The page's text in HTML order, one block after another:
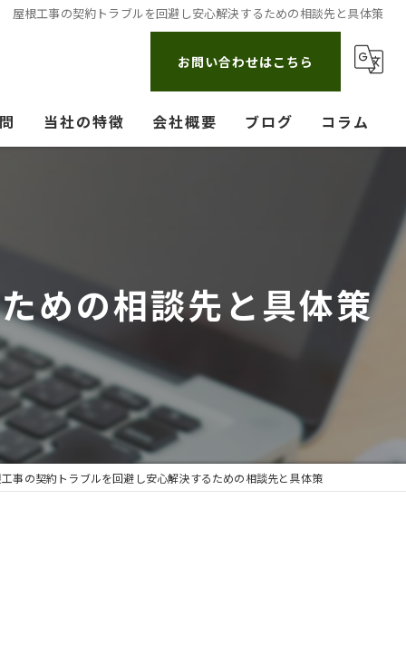
屋根工事の契約トラブルを回避し安心解決するための相談先と具体策
お問い合わせはこちら
当社の特徴 会社概要 ブログ コラム
めの相談先と具体策
事の契約トラブルを回避し安心解決するための相談先と具体策